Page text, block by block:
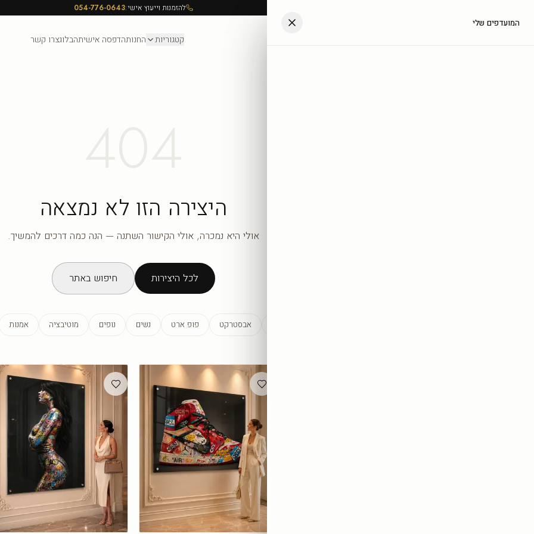
להזמנות וייעוץ אישי:054-776-0643
קטגוריות החנותהדפסה אישיתהבלוגצרו קשר
היצירה הזו לא נמצאה
אולי היא נמכרה, אולי הקישור השתנה — הנה כמה דרכים להמשיך.
לכל היצירות חיפוש באתר
אבסטרקט פופ ארט נשים נופים מוטיבציה אמנות
העגלה שלך
המועדפים שלי